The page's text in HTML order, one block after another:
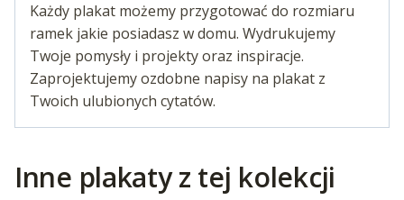
Każdy plakat możemy przygotować do rozmiaru
ramek jakie posiadasz w domu. Wydrukujemy
Twoje pomysły i projekty oraz inspiracje.
Zaprojektujemy ozdobne napisy na plakat z
Twoich ulubionych cytatów.
Inne plakaty z tej kolekcji